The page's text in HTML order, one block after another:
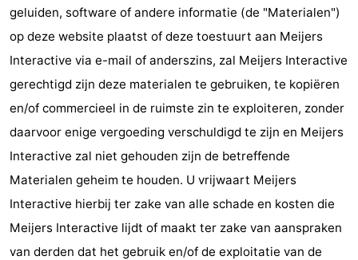
geluiden, software of andere informatie (de "Materialen")
op deze website plaatst of deze toestuurt aan Meijers
Interactive via e-mail of anderszins, zal Meijers Interactive
gerechtigd zijn deze materialen te gebruiken, te kopiëren
en/of commercieel in de ruimste zin te exploiteren, zonder
daarvoor enige vergoeding verschuldigd te zijn en Meijers
Interactive zal niet gehouden zijn de betreffende
Materialen geheim te houden. U vrijwaart Meijers
Interactive hierbij ter zake van alle schade en kosten die
Meijers Interactive lijdt of maakt ter zake van aanspraken
van derden dat het gebruik en/of de exploitatie van de